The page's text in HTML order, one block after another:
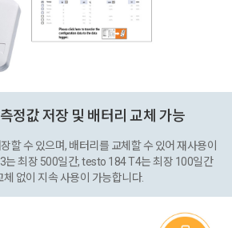
정값 저장 및 배터리 교체 가능
할 수 있으며, 배터리를 교체할 수 있어 재사용이
는 최장 500일간, testo 184 T4는 최장 100일간
체 없이 지속 사용이 가능합니다.